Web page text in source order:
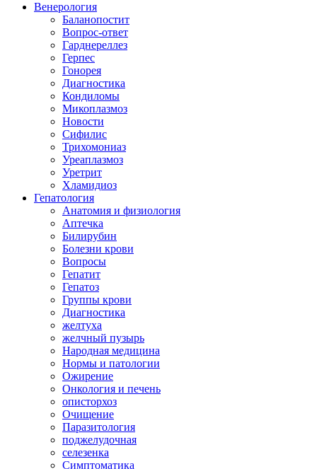
Венерология
Баланопостит
Вопрос-ответ
Гарднереллез
Герпес
Гонорея
Диагностика
Кондиломы
Микоплазмоз
Новости
Сифилис
Трихомониаз
Уреаплазмоз
Уретрит
Хламидиоз
Гепатология
Анатомия и физиология
Аптечка
Билирубин
Болезни крови
Вопросы
Гепатит
Гепатоз
Группы крови
Диагностика
желтуха
желчный пузырь
Народная медицина
Нормы и патологии
Ожирение
Онкология и печень
описторхоз
Очищение
Паразитология
поджелудочная
селезенка
Симптоматика